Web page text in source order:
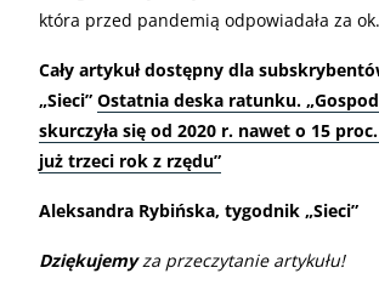
która przed pandemią odpowiadała za
Cały artykuł dostępny dla
„Sieci” Ostatnia deska ratunku.
skurczyła się od 2020 r. nawet o 15
już trzeci rok z rzędu”
Aleksandra Rybińska, tygodnik „Sieci”
Dziękujemyza przeczytanie artykułu!